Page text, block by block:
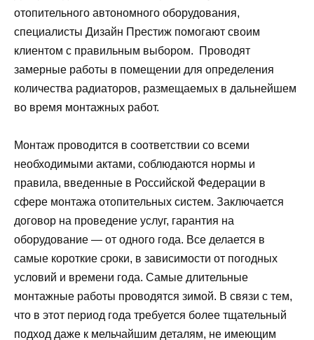
отопительного автономного оборудования,
специалисты Дизайн Престиж помогают своим
клиентом с правильным выбором. Проводят
замерные работы в помещении для определения
количества радиаторов, размещаемых в дальнейшем
во время монтажных работ.
Монтаж проводится в соответствии со всеми
необходимыми актами, соблюдаются нормы и
правила, введенные в Российской Федерации в
сфере монтажа отопительных систем. Заключается
договор на проведение услуг, гарантия на
оборудование — от одного года. Все делается в
самые короткие сроки, в зависимости от погодных
условий и времени года. Самые длительные
монтажные работы проводятся зимой. В связи с тем,
что в этот период года требуется более тщательный
подход даже к мельчайшим деталям, не имеющим